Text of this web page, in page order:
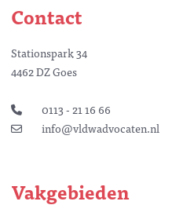
Contact
Stationspark 34
4462 DZ Goes
0113 - 21 16 66
info@vldwadvocaten.nl
Vakgebieden